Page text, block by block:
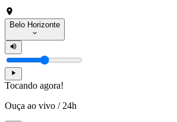
Belo Horizonte
Tocando agora!
Ouça ao vivo / 24h